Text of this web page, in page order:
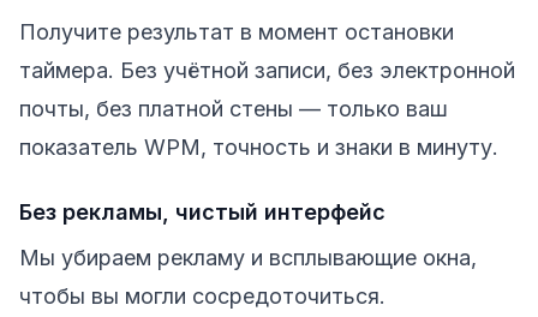
Получите результат в момент остановки
таймера. Без учётной записи, без электронной
почты, без платной стены — только ваш
показатель WPM, точность и знаки в минуту.
Без рекламы, чистый интерфейс
Мы убираем рекламу и всплывающие окна,
чтобы вы могли сосредоточиться.